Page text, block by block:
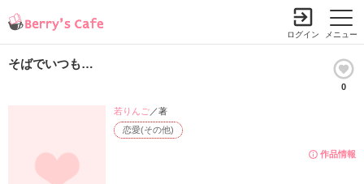
メニュー
ログイン
そばでいつも…
0
作品情報
恋愛(その他)
若りんご／著